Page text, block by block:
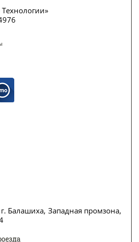
Балашиха, Западная промзона,